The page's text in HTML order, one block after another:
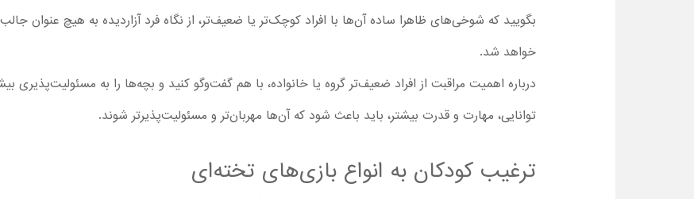
بگویید که شوخی‌های ظاهرا ساده آن‌ها با افراد کوچک‌تر یا ضعیف‌تر، از نگاه فرد آزاردیده به هیچ عنوان
خواهد شد.
درباره اهمیت مراقبت از افراد ضعیف‌تر گروه یا خانواده، با هم گفت‌وگو کنید و بچه‌ها را به مسئولیت‌پذیری
توانایی، مهارت و قدرت بیشتر، باید باعث شود که آن‌ها مهربان‌تر و مسئولیت‌پذیرتر شوند.
ترغیب کودکان به انواع بازی‌های تخته‌ای